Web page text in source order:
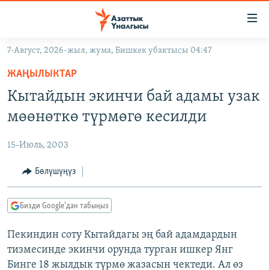
Навигацияга
өтүңүз
Издөөгө
салыңыз
ЭКОНОМИКА
МАДАНИЯТ
БОРБОР АЗИЯ
АТАЙЫН ИЛИКТӨӨ
ТВ ПРОГРАММАЛАР
ЭКСПЕРТТЕР ТАЛДАЙТ
БИЗ ЖАНА ДҮЙНӨ
ДАНИСТЕ
ӨЗГӨЧӨ ПИКИР
Русский
7-Август, 2026-жыл, жума, Бишкек убактысы 04:47
ЖАҢЫЛЫКТАР
Кытайдын экинчи бай адамы узак
мөөнөткө түрмөгө кесилди
15-Июль, 2003
Бөлүшүңүз
Бизди Google'дан табыңыз
Пекиндин соту Кытайдагы эң бай адамдардын
тизмесинде экинчи орунда турган ишкер Янг
Бинге 18 жылдык түрмө жазасын чектеди. Ал өз